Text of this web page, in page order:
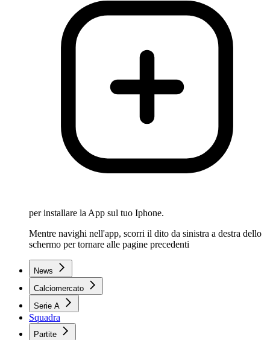
per installare la App sul tuo Iphone.
Mentre navighi nell'app, scorri il dito da sinistra a destra dello
schermo per tornare alle pagine precedenti
News
Calciomercato
Serie A
Squadra
Partite